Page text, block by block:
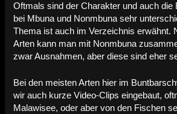
Oftmals sind der Charakter und auch die
bei Mbuna und Nonmbuna sehr
Thema ist auch im Verzeichnis erwähnt.
Arten kann man mit Nonmbuna
zwar Ausnahmen, aber diese sind eher
Bei den meisten Arten hier im
wir auch kurze Video-Clips eingebaut,
Malawisee, oder aber von den Fischen